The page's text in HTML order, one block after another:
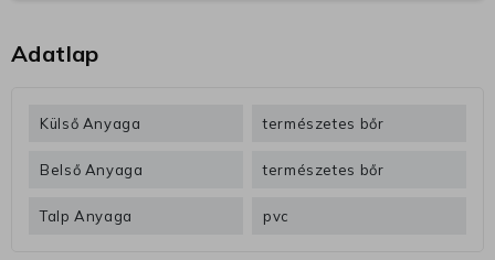
Adatlap
Külső Anyaga természetes bőr
Belső Anyaga természetes bőr
Talp Anyaga pvc